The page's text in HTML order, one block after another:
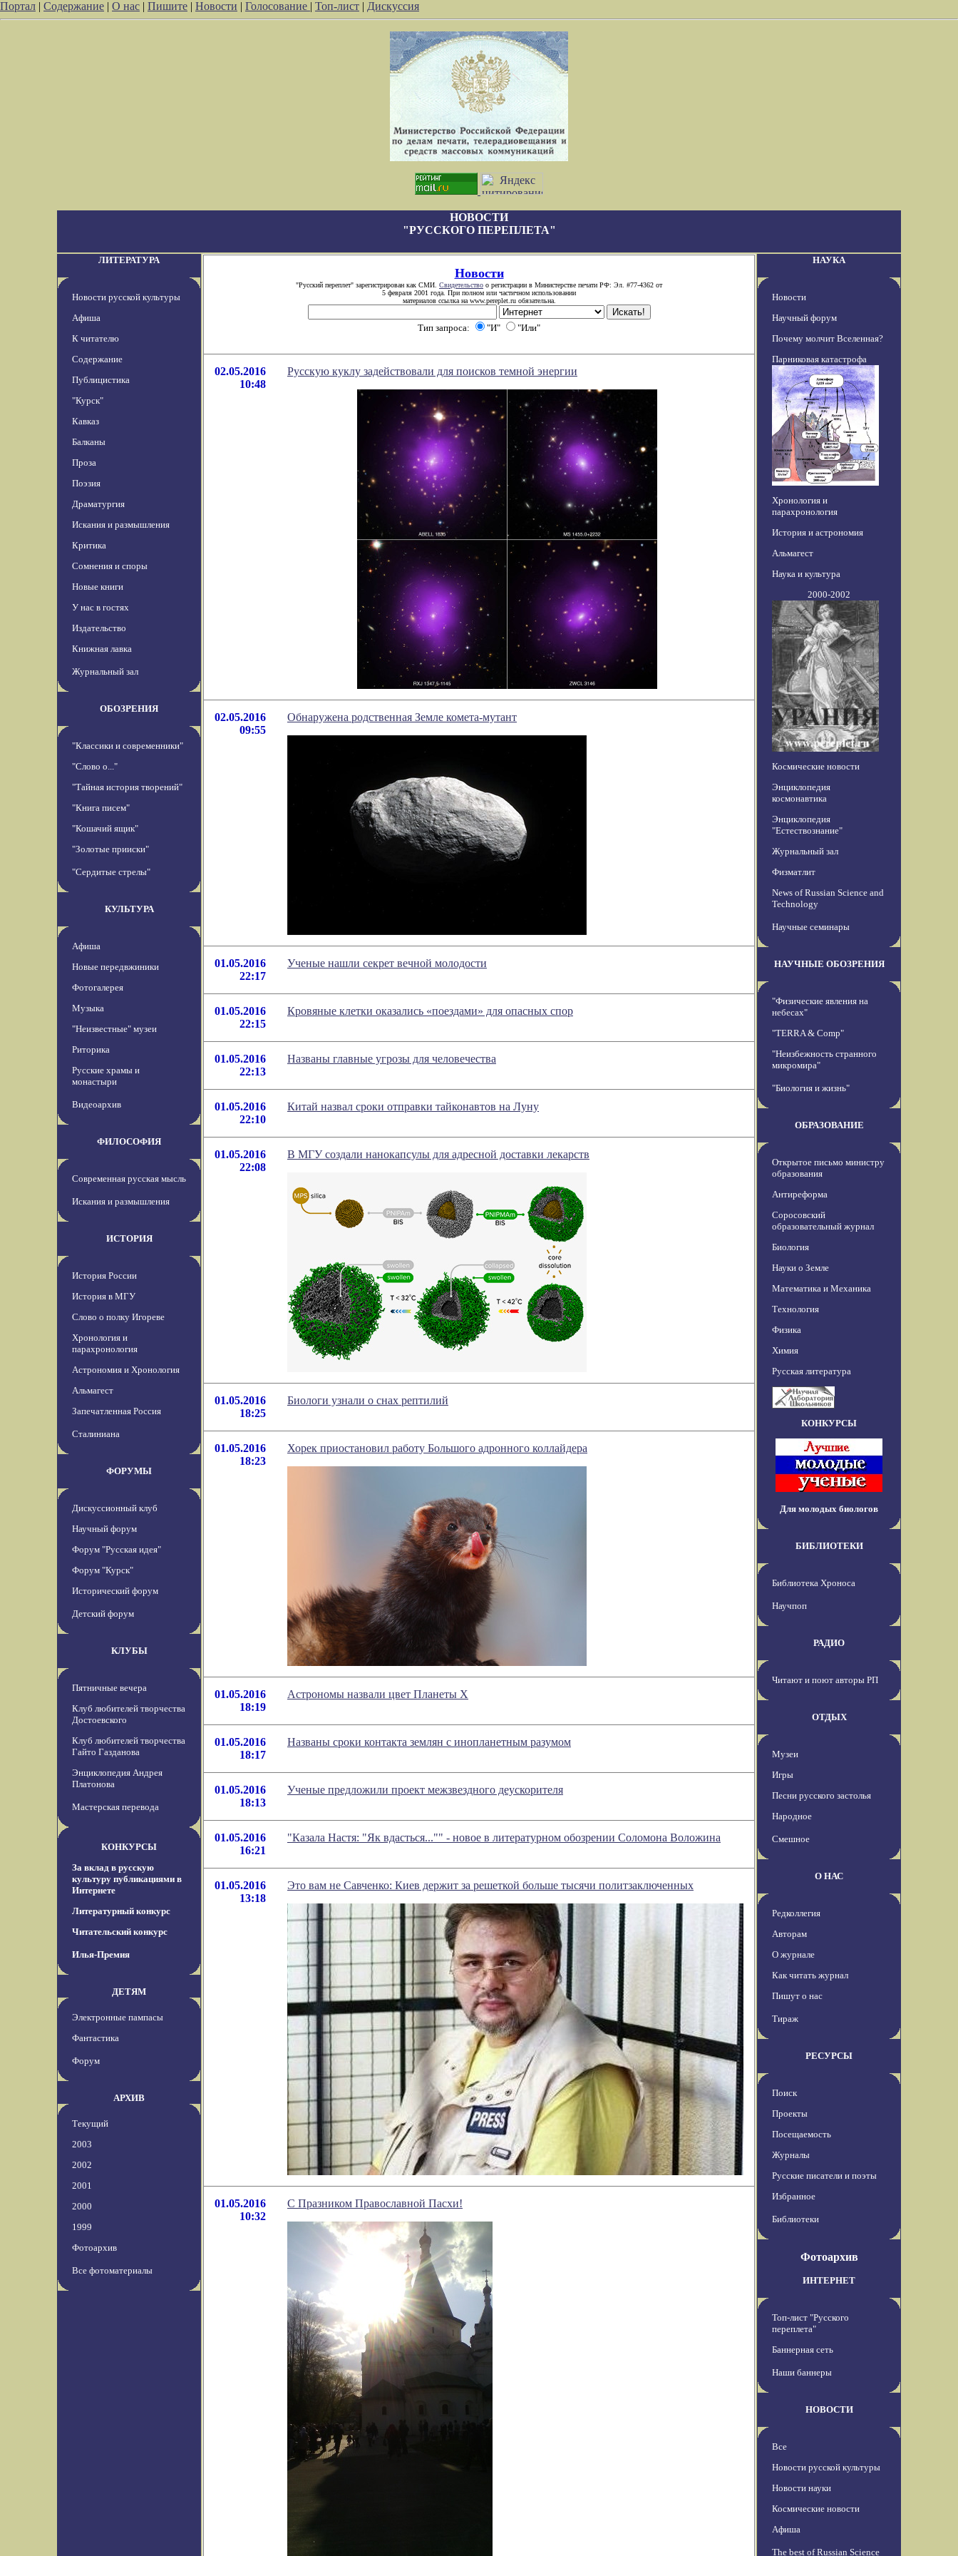
Портал | Содержание | О нас | Пишите | Новости | Голосование | Топ-лист | Дискуссия
НОВОСТИ
"РУССКОГО ПЕРЕПЛЕТА"
ЛИТЕРАТУРА
Новости русской культуры
Афиша
К читателю
Содержание
Публицистика
"Курск"
Кавказ
Балканы
Проза
Поэзия
Драматургия
Искания и размышления
Критика
Сомнения и споры
Новые книги
У нас в гостях
Издательство
Книжная лавка
Журнальный зал
ОБОЗРЕНИЯ
"Классики и современники"
"Слово о..."
"Тайная история творений"
"Книга писем"
"Кошачий ящик"
"Золотые прииски"
"Сердитые стрелы"
КУЛЬТУРА
Афиша
Новые передвжиники
Фотогалерея
Музыка
"Неизвестные" музеи
Риторика
Русские храмы и
монастыри
Видеоархив
ФИЛОСОФИЯ
Современная русская мысль
Искания и размышления
ИСТОРИЯ
История России
История в МГУ
Слово о полку Игореве
Хронология и
парахронология
Астрономия и Хронология
Альмагест
Запечатленная Россия
Сталиниана
ФОРУМЫ
Дискуссионный клуб
Научный форум
Форум "Русская идея"
Форум "Курск"
Исторический форум
Детский форум
КЛУБЫ
Пятничные вечера
Клуб любителей творчества
Достоевского
Клуб любителей творчества
Гайто Газданова
Энциклопедия Андрея
Платонова
Мастерская перевода
КОНКУРСЫ
За вклад в русскую
культуру публикациями в
Интернете
Литературный конкурс
Читательский конкурс
Илья-Премия
ДЕТЯМ
Электронные пампасы
Фантастика
Форум
АРХИВ
Текущий
2003
2002
2001
2000
1999
Фотоархив
Все фотоматериалы
Новости
"Русский переплет" зарегистрирован как СМИ. Свидетельство о регистрации в Министерстве печати РФ: Эл. #77-4362 от
5 февраля 2001 года. При полном или частичном использовании
материалов ссылка на www.pereplet.ru обязательна.
Тип запроса: "И" "Или"
02.05.2016
10:48
Русскую куклу задействовали для поисков темной энергии
02.05.2016
09:55
Обнаружена родственная Земле комета-мутант
01.05.2016
22:17
Ученые нашли секрет вечной молодости
01.05.2016
22:15
Кровяные клетки оказались «поездами» для опасных спор
01.05.2016
22:13
Названы главные угрозы для человечества
01.05.2016
22:10
Китай назвал сроки отправки тайконавтов на Луну
01.05.2016
22:08
В МГУ создали нанокапсулы для адресной доставки лекарств
01.05.2016
18:25
Биологи узнали о снах рептилий
01.05.2016
18:23
Хорек приостановил работу Большого адронного коллайдера
01.05.2016
18:19
Астрономы назвали цвет Планеты Х
01.05.2016
18:17
Названы сроки контакта землян с инопланетным разумом
01.05.2016
18:13
Ученые предложили проект межзвездного деускорителя
01.05.2016
16:21
"Казала Настя: "Як вдасться..."" - новое в литературном обозрении Соломона Воложина
01.05.2016
13:18
Это вам не Савченко: Киев держит за решеткой больше тысячи политзаключенных
01.05.2016
10:32
С Празником Православной Пасхи!
НАУКА
Новости
Научный форум
Почему молчит Вселенная?
Парниковая катастрофа
Хронология и
парахронология
История и астрономия
Альмагест
Наука и культура
2000-2002
Космические новости
Энциклопедия
космонавтика
Энциклопедия
"Естествознание"
Журнальный зал
Физматлит
News of Russian Science and
Technology
Научные семинары
НАУЧНЫЕ ОБОЗРЕНИЯ
"Физические явления на
небесах"
"TERRA & Comp"
"Неизбежность странного
микромира"
"Биология и жизнь"
ОБРАЗОВАНИЕ
Открытое письмо министру
образования
Антиреформа
Соросовский
образовательный журнал
Биология
Науки о Земле
Математика и Механика
Технология
Физика
Химия
Русская литература
КОНКУРСЫ
Для молодых биологов
БИБЛИОТЕКИ
Библиотека Хроноса
Научпоп
РАДИО
Читают и поют авторы РП
ОТДЫХ
Музеи
Игры
Песни русского застолья
Народное
Смешное
О НАС
Редколлегия
Авторам
О журнале
Как читать журнал
Пишут о нас
Тираж
РЕСУРСЫ
Поиск
Проекты
Посещаемость
Журналы
Русские писатели и поэты
Избранное
Библиотеки
Фотоархив
ИНТЕРНЕТ
Топ-лист "Русского
переплета"
Баннерная сеть
Наши баннеры
НОВОСТИ
Все
Новости русской культуры
Новости науки
Космические новости
Афиша
The best of Russian Science